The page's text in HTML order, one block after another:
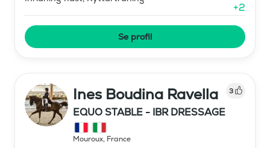
+2
Se profil
Ines Boudina Ravella 3
EQUO STABLE - IBR DRESSAGE
Mouroux, France